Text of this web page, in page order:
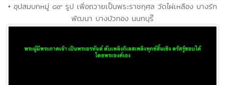
• อุปสมบทหมู่ ๘๙ รูป เพื่อถวายเป็นพระราชกุศล วัดไผ่เหลือง บางรัก
พัฒนา บางบัวทอง นนทบุร๊